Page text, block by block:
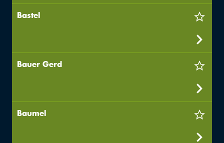
Bastel
Bauer Gerd
Baumel